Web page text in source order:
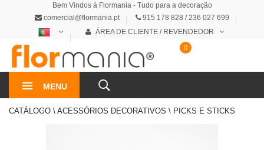
Bem Vindos à Flormania - Tudo para a decoração
comercial@flormania.pt
915 178 828 / 236 027 699
ÁREA DE CLIENTE / REVENDEDOR
MENU
0
CATÁLOGO \ ACESSÓRIOS DECORATIVOS \ PICKS E STICKS